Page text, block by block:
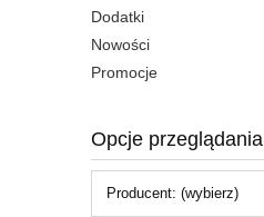
Dodatki
Nowości
Promocje
Opcje przeglądania
Producent: (wybierz)